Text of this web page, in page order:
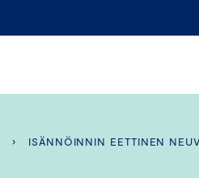
› ISÄNNÖINNIN EETTINEN